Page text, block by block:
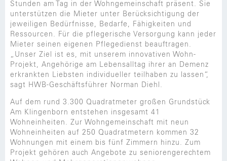
Stunden am Tag in der Wohngemeinschaft präsent. Sie
unterstützen die Mieter unter Berücksichtigung der
jeweiligen Bedürfnisse, Bedarfe, Fähigkeiten und
Ressourcen. Für die pflegerische Versorgung kann jeder
Mieter seinen eigenen Pflegedienst beauftragen.
„Unser Ziel ist es, mit unserem innovativen Wohn-
Projekt, Angehörige am Lebensalltag ihrer an Demenz
erkrankten Liebsten individueller teilhaben zu lassen“,
sagt HWB-Geschäftsführer Norman Diehl.
Auf dem rund 3.300 Quadratmeter großen Grundstück
Am Klingenborn entstehen insgesamt 41
Wohneinheiten. Zur Wohngemeinschaft mit neun
Wohneinheiten auf 250 Quadratmetern kommen 32
Wohnungen mit einem bis fünf Zimmern hinzu. Zum
Projekt gehören auch Angebote zu seniorengerechtem